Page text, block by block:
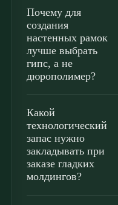
Почему для
создания
настенных рамок
лучше выбрать
гипс, а не
дюрополимер?
Какой
технологический
запас нужно
закладывать при
заказе гладких
молдингов?